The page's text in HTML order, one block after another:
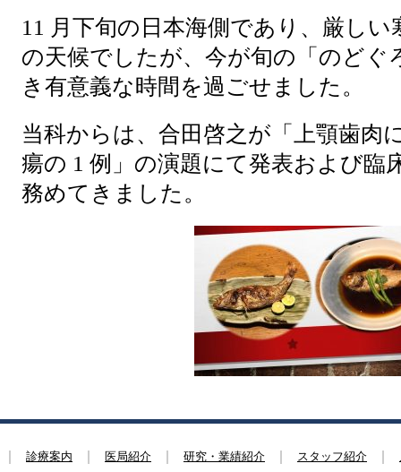
11 月下旬の日本海側であり、厳し
の天候でしたが、今が旬の「のどぐ
き有意義な時間を過ごせました。
当科からは、合田啓之が「上顎歯肉
瘍の 1 例」の演題にて発表および臨
務めてきました。
診療案内 医局紹介 研究・業績紹介 スタッフ紹介